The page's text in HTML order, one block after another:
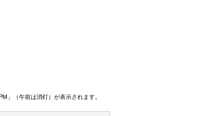
」（午前は消灯）が表示されます。